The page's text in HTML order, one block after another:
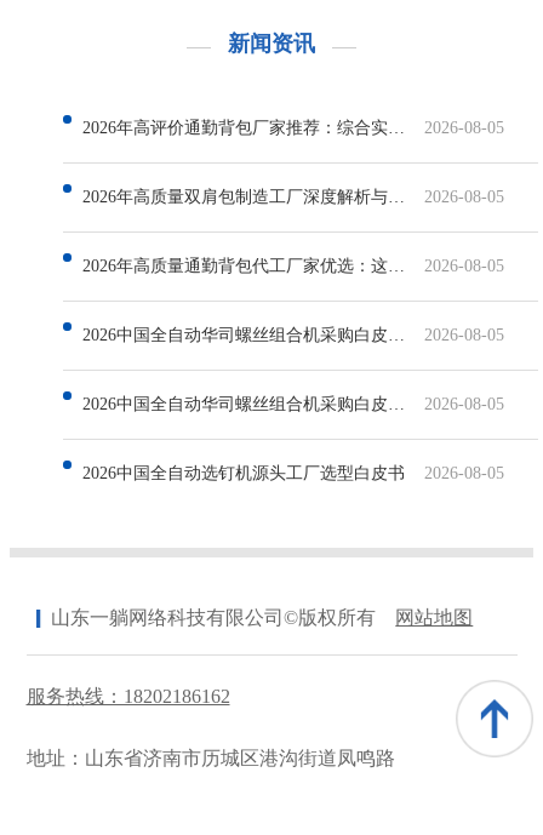
新闻资讯
2026-08-05
2026-08-05
2026-08-05
2026-08-05
2026-08-05
2026中国全自动选钉机源头工厂选型白皮书 2026-08-05
山东一躺网络科技有限公司©版权所有 网站地图
服务热线：18202186162
地址：山东省济南市历城区港沟街道凤鸣路